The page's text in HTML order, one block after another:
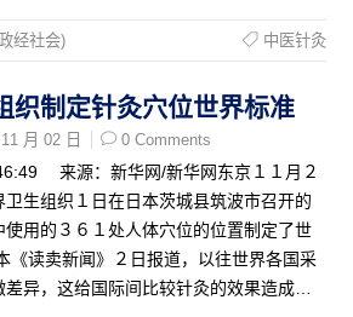
经社会) 中医针灸
织制定针灸穴位世界标准
月 02 日 0 Comments
来源：新华网/新华网东京１１月２
卫生组织１日在日本茨城县筑波市召开的
使用的３６１处人体穴位的位置制定了世
《读卖新闻》２日报道，以往世界各国采
异，这给国际间比较针灸的效果造成…